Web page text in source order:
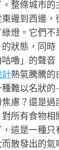
。整條城市的
邊到西邊，
燈。它們
狀態，同
嚕」的聲
熱氣騰騰的
種難以名狀
慮？還是
所有食物
這是一種
散發出的